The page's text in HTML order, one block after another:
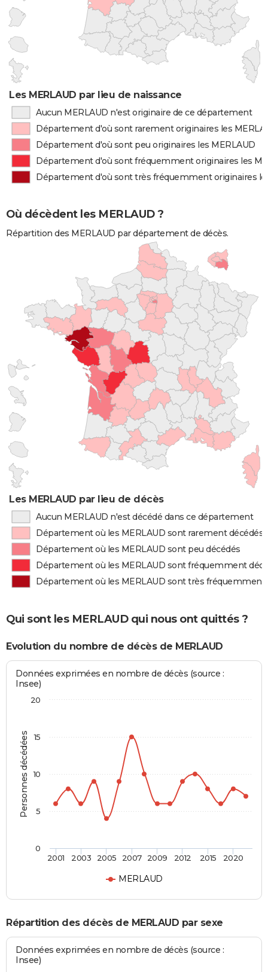
Les MERLAUD par lieu de naissance
Aucun MERLAUD n'est originaire de ce département
Département d'où sont rarement originaires les
Département d'où sont peu originaires les MERLAUD
Département d'où sont fréquemment originaires les
Département d'où sont très fréquemment originaires
Où décèdent les MERLAUD ?
Répartition des MERLAUD par département de décès.
Les MERLAUD par lieu de décès
Aucun MERLAUD n'est décédé dans ce département
Département où les MERLAUD sont rarement décédés
Département où les MERLAUD sont peu décédés
Département où les MERLAUD sont fréquemment
Département où les MERLAUD sont très fréquemment
Qui sont les MERLAUD qui nous ont quittés ?
Evolution du nombre de décès de MERLAUD
Personnes décédées
Données exprimées en nombre de décès (source :
Insee)
MERLAUD
2001 2003 2005 2007 2009 2012 2015 2020
5
10
15
0
20
Répartition des décès de MERLAUD par sexe
Données exprimées en nombre de décès (source :
Insee)